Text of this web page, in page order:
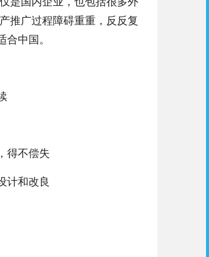
推广过程障碍重重，反反复
中国。
得不偿失
计和改良